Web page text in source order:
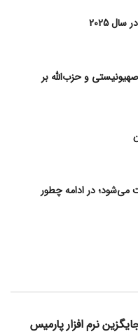
و حزب‌الله بر
مهر لیست می‌شود؛ در ادامه چطور
نرم افزار پارمیس